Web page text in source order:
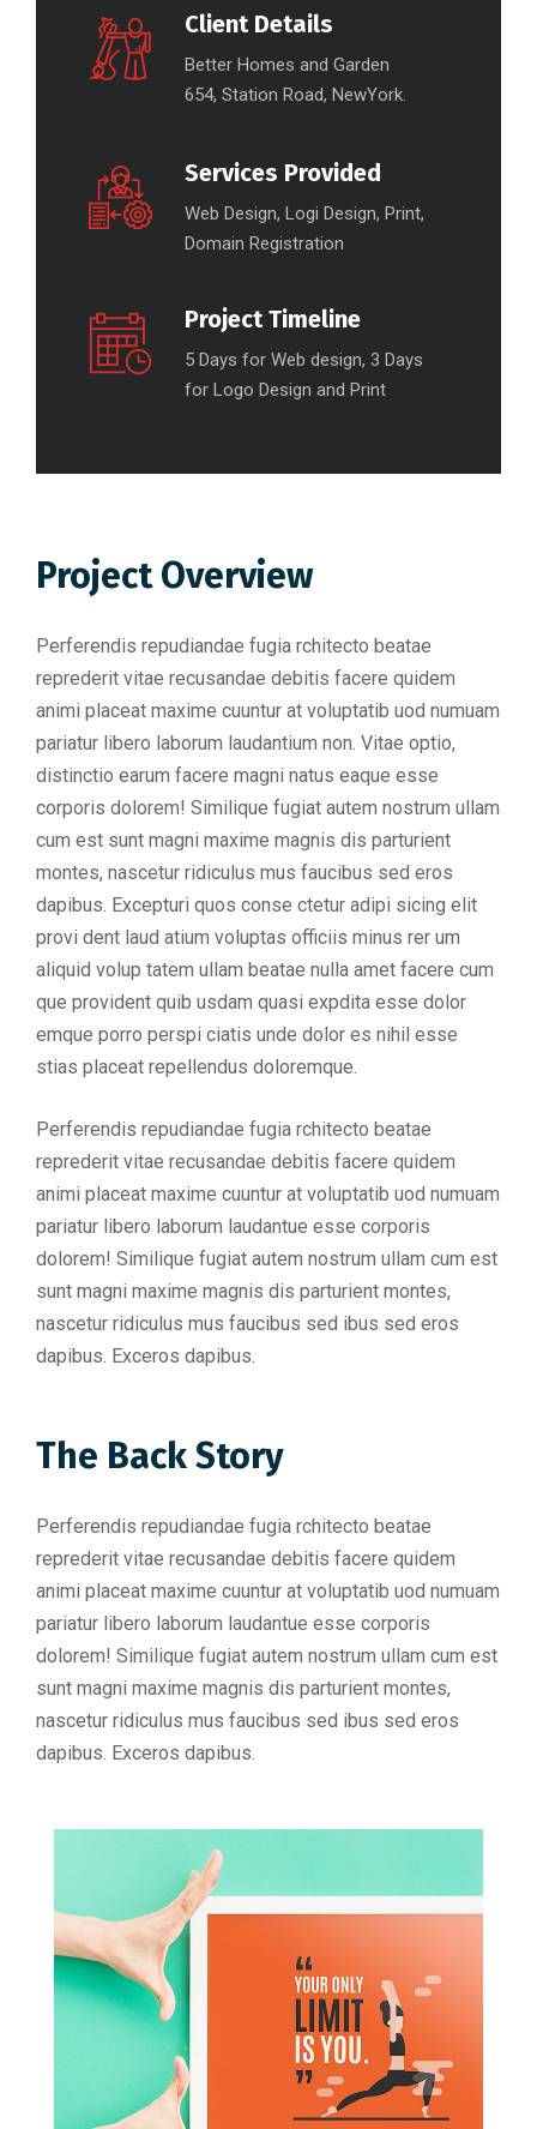
Client Details
Better Homes and Garden
654, Station Road, NewYork.
Services Provided
Web Design, Logi Design, Print,
Domain Registration
Project Timeline
5 Days for Web design, 3 Days
for Logo Design and Print
Project Overview
Perferendis repudiandae fugia rchitecto beatae
reprederit vitae recusandae debitis facere quidem
animi placeat maxime cuuntur at voluptatib uod numuam
pariatur libero laborum laudantium non. Vitae optio,
distinctio earum facere magni natus eaque esse
corporis dolorem! Similique fugiat autem nostrum ullam
cum est sunt magni maxime magnis dis parturient
montes, nascetur ridiculus mus faucibus sed eros
dapibus. Excepturi quos conse ctetur adipi sicing elit
provi dent laud atium voluptas officiis minus rer um
aliquid volup tatem ullam beatae nulla amet facere cum
que provident quib usdam quasi expdita esse dolor
emque porro perspi ciatis unde dolor es nihil esse
stias placeat repellendus doloremque.
Perferendis repudiandae fugia rchitecto beatae
reprederit vitae recusandae debitis facere quidem
animi placeat maxime cuuntur at voluptatib uod numuam
pariatur libero laborum laudantue esse corporis
dolorem! Similique fugiat autem nostrum ullam cum est
sunt magni maxime magnis dis parturient montes,
nascetur ridiculus mus faucibus sed ibus sed eros
dapibus. Exceros dapibus.
The Back Story
Perferendis repudiandae fugia rchitecto beatae
reprederit vitae recusandae debitis facere quidem
animi placeat maxime cuuntur at voluptatib uod numuam
pariatur libero laborum laudantue esse corporis
dolorem! Similique fugiat autem nostrum ullam cum est
sunt magni maxime magnis dis parturient montes,
nascetur ridiculus mus faucibus sed ibus sed eros
dapibus. Exceros dapibus.